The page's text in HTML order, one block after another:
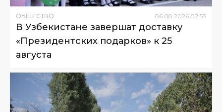
ОБЩЕСТВО 06.08.2026 02:53
В Узбекистане завершат доставку
«Президентских подарков» к 25
августа